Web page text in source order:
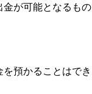
が可能となるも
預かることはで